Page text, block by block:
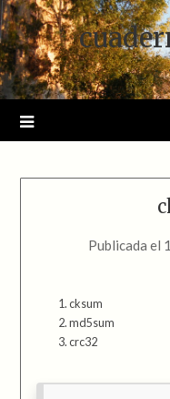
Saltar
al
contenido
Publicada el
cksum
md5sum
crc32